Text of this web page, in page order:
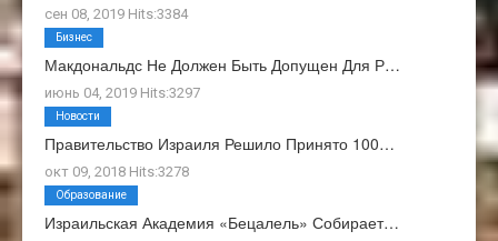
сен 08, 2019 Hits:3384
Макдональдс Не Должен Быть Допущен Для Р…
июнь 04, 2019 Hits:3297
Бизнес
Правительство Израиля Решило Принято 100…
окт 09, 2018 Hits:3278
Новости
Израильская Академия «Бецалель» Собирает…
Образование